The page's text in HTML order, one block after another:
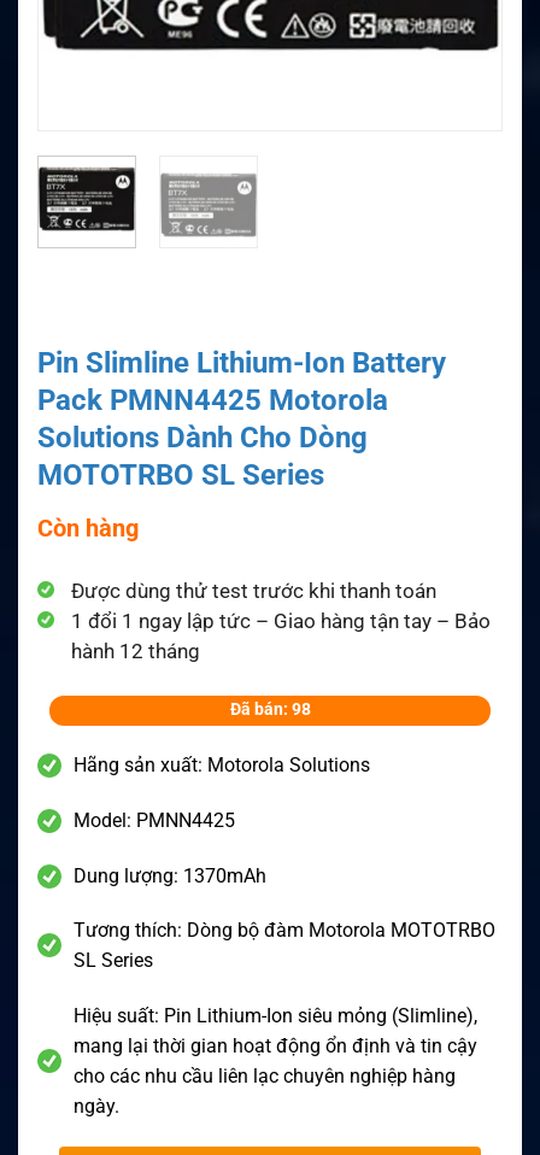
Pin Slimline Lithium-Ion Battery
Pack PMNN4425 Motorola
Solutions Dành Cho Dòng
MOTOTRBO SL Series
Còn hàng
Được dùng thử test trước khi thanh toán
1 đổi 1 ngay lập tức – Giao hàng tận tay – Bảo
hành 12 tháng
Đã bán: 98
Hãng sản xuất: Motorola Solutions
Model: PMNN4425
Dung lượng: 1370mAh
Tương thích: Dòng bộ đàm Motorola MOTOTRBO
SL Series
Hiệu suất: Pin Lithium-Ion siêu mỏng (Slimline),
mang lại thời gian hoạt động ổn định và tin cậy
cho các nhu cầu liên lạc chuyên nghiệp hàng
ngày.